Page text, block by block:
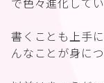
書くことも上手
んなことが身に